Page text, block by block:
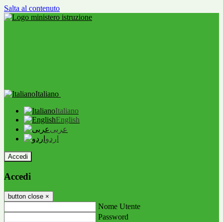
Salta al contenuto
Italiano
Italiano
English
عربى
اردو
Accedi
Accedi
button close ×
Nome Utente
Password